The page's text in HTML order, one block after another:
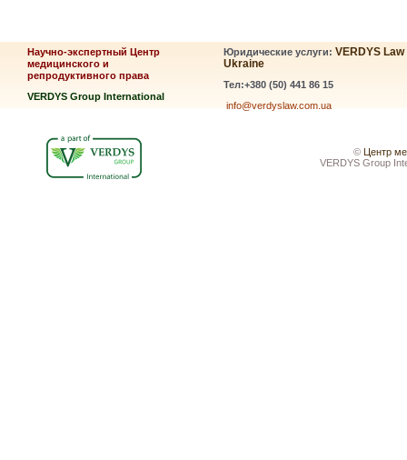
Научно-экспертный Центр
медицинского и
репродуктивного права
VERDYS Group International
Юридические услуги: VERDYS Law
Ukraine
Тел:+380 (50) 441 86 15
info@verdyslaw.com.ua
© Центр
VERDYS Group